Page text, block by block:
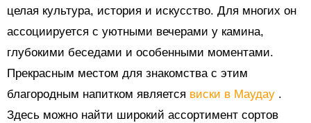
целая культура, история и искусство. Для многих он
ассоциируется с уютными вечерами у камина,
глубокими беседами и особенными моментами.
Прекрасным местом для знакомства с этим
благородным напитком является виски в Маудау .
Здесь можно найти широкий ассортимент сортов